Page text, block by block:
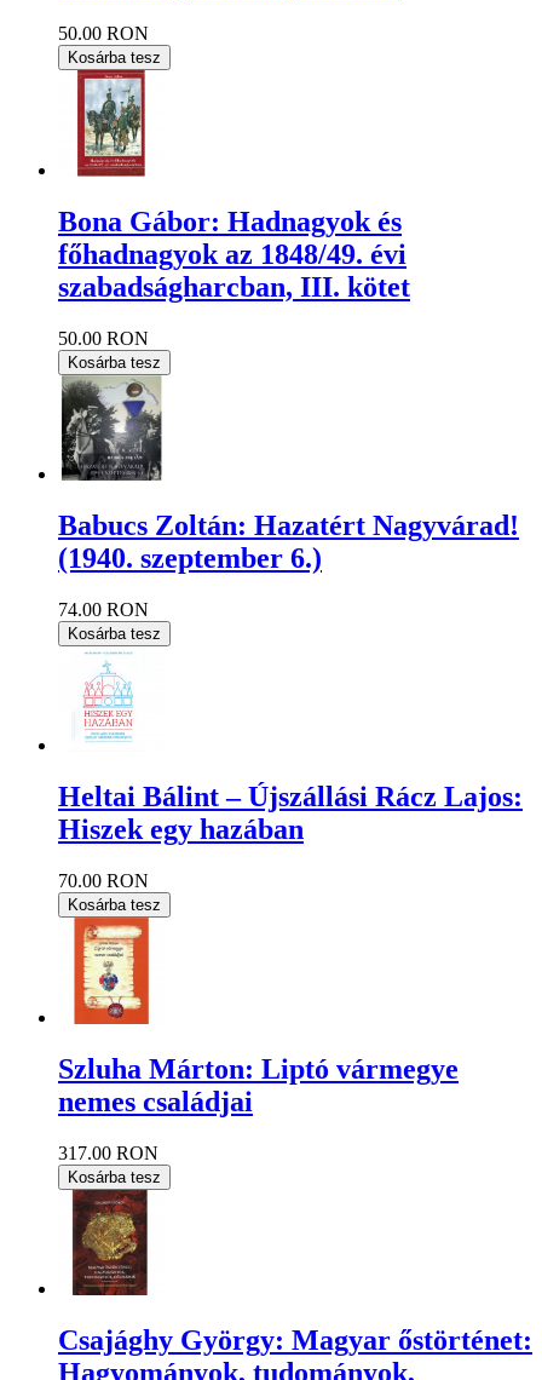
50.00 RON
Kosárba tesz
Bona Gábor: Hadnagyok és
főhadnagyok az 1848/49. évi
szabadságharcban, III. kötet
50.00 RON
Kosárba tesz
Babucs Zoltán: Hazatért Nagyvárad!
(1940. szeptember 6.)
74.00 RON
Kosárba tesz
Heltai Bálint – Újszállási Rácz Lajos:
Hiszek egy hazában
70.00 RON
Kosárba tesz
Szluha Márton: Liptó vármegye
nemes családjai
317.00 RON
Kosárba tesz
Csajághy György: Magyar őstörténet:
Hagyományok, tudományok,